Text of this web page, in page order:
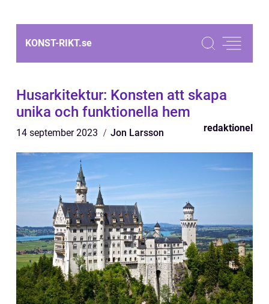
KONST-RIKT.se
Husarkitektur: Konsten att skapa
unika och funktionella hem
14 september 2023 Jon Larsson redaktionel